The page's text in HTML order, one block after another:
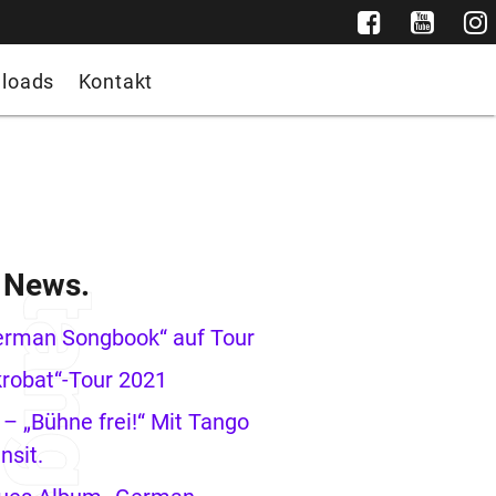
Kontakt
Songbook“ auf Tour
Tour 2021
„Bühne frei!“ Mit Tango